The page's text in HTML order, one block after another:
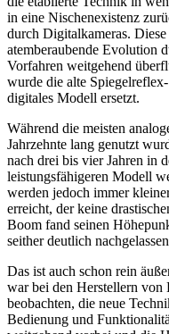
in eine Nischenexistenz
durch Digitalkameras.
atemberaubende Evolution
Vorfahren weitgehend
wurde die alte
digitales Modell ersetzt.
Während die meisten
Jahrzehnte lang genutzt
nach drei bis vier Jahren in
leistungsfähigeren Modell
werden jedoch immer
erreicht, der keine
Boom fand seinen
seither deutlich
Das ist auch schon rein
war bei den Herstellern von
beobachten, die neue
Bedienung und